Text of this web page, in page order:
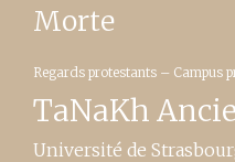
Morte
Regards protestants – Campus
TaNaKh
Université de